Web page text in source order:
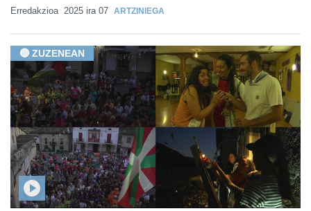
Erredakzioa 2025 ira 07 ARTZINIEGA
🔴 ZUZENEAN